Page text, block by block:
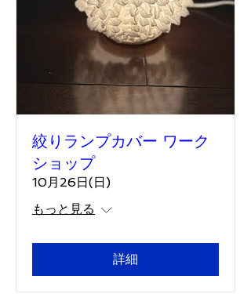
絞りランプカバー ワーク
ショップ
10月26日(日)
もっと見る
詳細